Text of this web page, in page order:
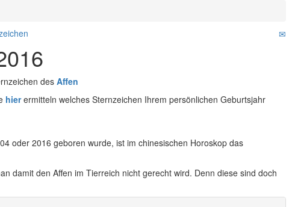
des Affen
hierermitteln welches Sternzeichen Ihrem persönlichen Geburtsjahr
oder 2016 geboren wurde, ist im chinesischen Horoskop das
damit den Affen im Tierreich nicht gerecht wird. Denn diese sind doch